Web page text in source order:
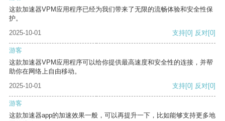
这款加速器VPM应用程序已经为我们带来了无限的流畅体验和安全性保
护。
2025-10-01
支持[0] 反对[0]
游客
这款加速器VPM应用程序可以给你提供最高速度和安全性的连接，并帮
助你在网络上自由移动。
2025-10-01
支持[0] 反对[0]
游客
这款加速器app的加速效果一般，可以再提升一下，比如能够支持更多地